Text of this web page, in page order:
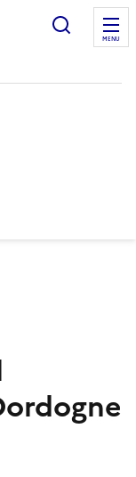
Ouvrir
MENU